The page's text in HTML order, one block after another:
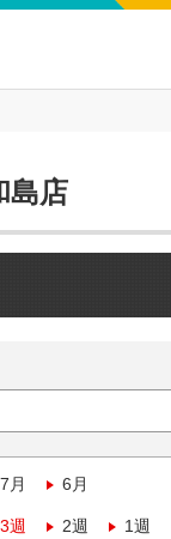
島店
7月 6月
3週 2週 1週